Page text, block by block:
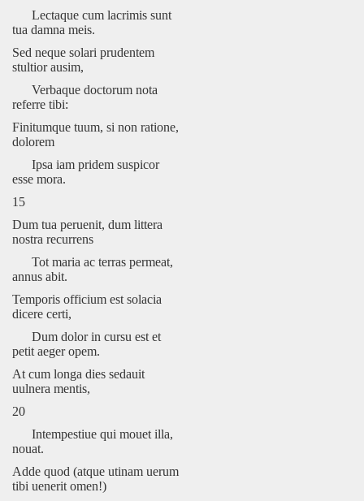
Lectaque cum lacrimis sunt
tua damna meis.
Sed neque solari prudentem
stultior ausim,
Verbaque doctorum nota
referre tibi:
Finitumque tuum, si non ratione,
dolorem
Ipsa iam pridem suspicor
esse mora.
15
Dum tua peruenit, dum littera
nostra recurrens
Tot maria ac terras permeat,
annus abit.
Temporis officium est solacia
dicere certi,
Dum dolor in cursu est et
petit aeger opem.
At cum longa dies sedauit
uulnera mentis,
20
Intempestiue qui mouet illa,
nouat.
Adde quod (atque utinam uerum
tibi uenerit omen!)